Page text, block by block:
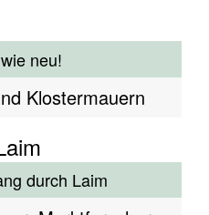
neu!
Klostermauern
durch Laim